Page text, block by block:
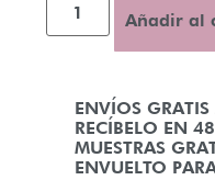
ENVÍOS
RECÍBELO EN
MUESTRAS
ENVUELTO
Añadir al